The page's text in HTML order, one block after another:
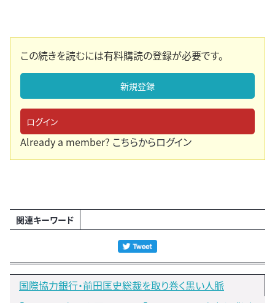
この続きを読むには有料購読の登録が必要です。
新規登録
ログイン
Already a member? こちらからログイン
関連キーワード
国際協力銀行・前田匡史総裁を取り巻く黒い人脈